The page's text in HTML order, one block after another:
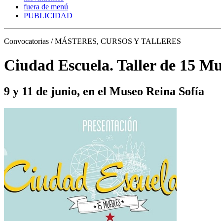
fuera de menú
PUBLICIDAD
Convocatorias / MÁSTERES, CURSOS Y TALLERES
Ciudad Escuela. Taller de 15
9 y 11 de junio, en el Museo Reina Sofía